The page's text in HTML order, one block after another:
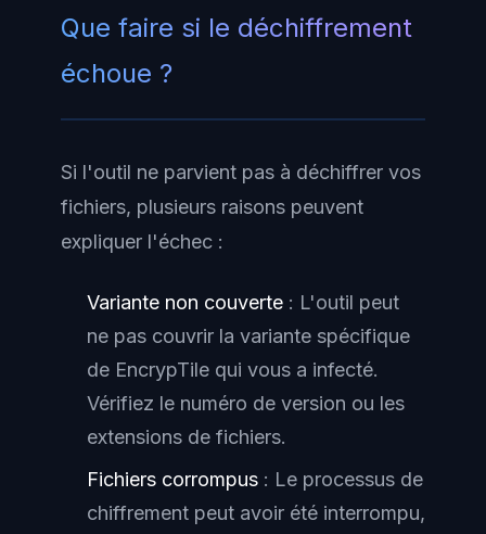
Que faire si le déchiffrement
échoue ?
Si l'outil ne parvient pas à déchiffrer vos
fichiers, plusieurs raisons peuvent
expliquer l'échec :
Variante non couverte : L'outil peut
ne pas couvrir la variante spécifique
de EncrypTile qui vous a infecté.
Vérifiez le numéro de version ou les
extensions de fichiers.
Fichiers corrompus : Le processus de
chiffrement peut avoir été interrompu,